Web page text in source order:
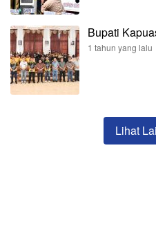
Bupati
1 tahun yang lalu
Lihat